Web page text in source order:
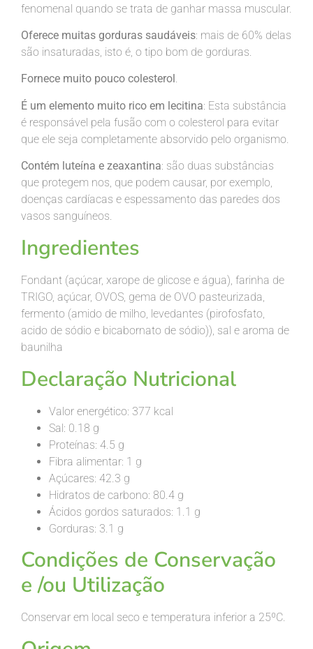
fenomenal quando se trata de ganhar massa muscular.
Oferece muitas gorduras saudáveis: mais de 60% delas
são insaturadas, isto é, o tipo bom de gorduras.
Fornece muito pouco colesterol .
É um elemento muito rico em lecitina: Esta substância
é responsável pela fusão com o colesterol para evitar
que ele seja completamente absorvido pelo organismo.
Contém luteína e zeaxantina: são duas substâncias
que protegem nos, que podem causar, por exemplo,
doenças cardíacas e espessamento das paredes dos
vasos sanguíneos.
Ingredientes
Fondant (açúcar, xarope de glicose e água), farinha de
TRIGO, açúcar, OVOS, gema de OVO pasteurizada,
fermento (amido de milho, levedantes (pirofosfato,
acido de sódio e bicabornato de sódio)), sal e aroma de
baunilha
Declaração Nutricional
Valor energético: 377 kcal
Sal: 0.18 g
Proteínas: 4.5 g
Fibra alimentar: 1 g
Açúcares: 42.3 g
Hidratos de carbono: 80.4 g
Ácidos gordos saturados: 1.1 g
Gorduras: 3.1 g
Condições de Conservação
e /ou Utilização
Conservar em local seco e temperatura inferior a 25ºC.